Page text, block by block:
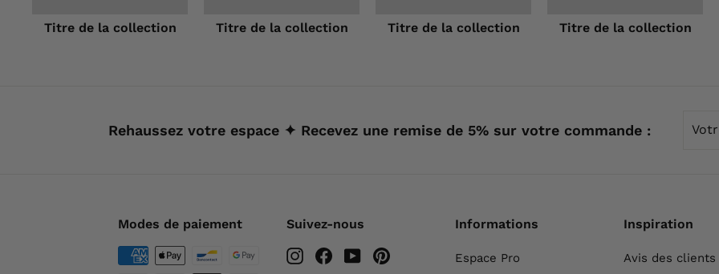
Titre de la collection Titre de la collection Titre de la collection Titre de la collection
Rehaussez votre espace ✦ Recevez une remise de 5% sur votre commande :
Modes de paiement Suivez-nous
InstagramFacebook
YouTube
Informations
Espace Pro
Inspiration
Avis des clients